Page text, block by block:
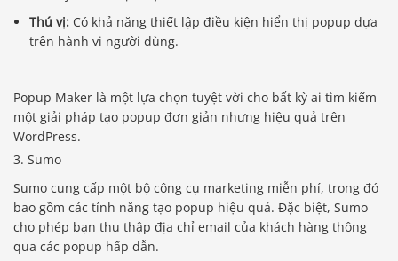
Thú vị: Có khả năng thiết lập điều kiện hiển thị popup dựa
trên hành vi người dùng.
Popup Maker là một lựa chọn tuyệt vời cho bất kỳ ai tìm kiếm
một giải pháp tạo popup đơn giản nhưng hiệu quả trên
WordPress.
3. Sumo
Sumo cung cấp một bộ công cụ marketing miễn phí, trong đó
bao gồm các tính năng tạo popup hiệu quả. Đặc biệt, Sumo
cho phép bạn thu thập địa chỉ email của khách hàng thông
qua các popup hấp dẫn.